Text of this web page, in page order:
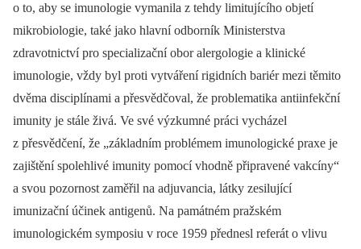
o to, aby se imunologie vymanila z tehdy limitujícího objetí
mikrobio­logie, také jako hlavní odborník Ministerstva
zdravotnictví pro specializační obor alergologie a klinické
imunologie, vždy byl proti vytváření rigidních bariér mezi těmito
dvěma disciplínami a přesvědčoval, že problematika antiinfekční
imunity je stále živá. Ve své výzkumné práci vycházel
z přesvědčení, že „základním problémem imunologické praxe je
zajištění spolehlivé imunity pomocí vhodně připravené vakcíny“
a svou pozornost zaměřil na adjuvancia, látky zesilující
imunizační účinek antigenů. Na památném pražském
imunologickém symposiu v roce 1959 přednesl referát o vlivu